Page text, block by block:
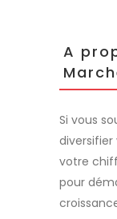
A
Si vous
votre
pour